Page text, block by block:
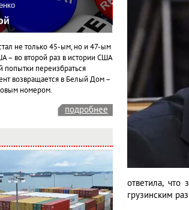
не только 45-ым, но и 47-ым
– во второй раз в истории США
попытки переизбраться
возвращается в Белый Дом –
номером.
подробнее
ответила, что
грузинским